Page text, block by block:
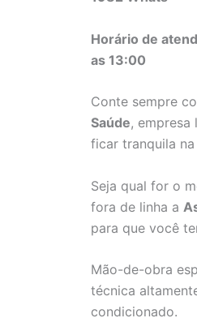
Horário de
as 13:00
Conte sempre
Saúde, empresa
ficar tranquila
Seja qual for o
fora de linha a
para que você
Mão-de-obra
técnica
condicionado.